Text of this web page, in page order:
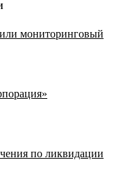
мониторинговый
по ликвидации